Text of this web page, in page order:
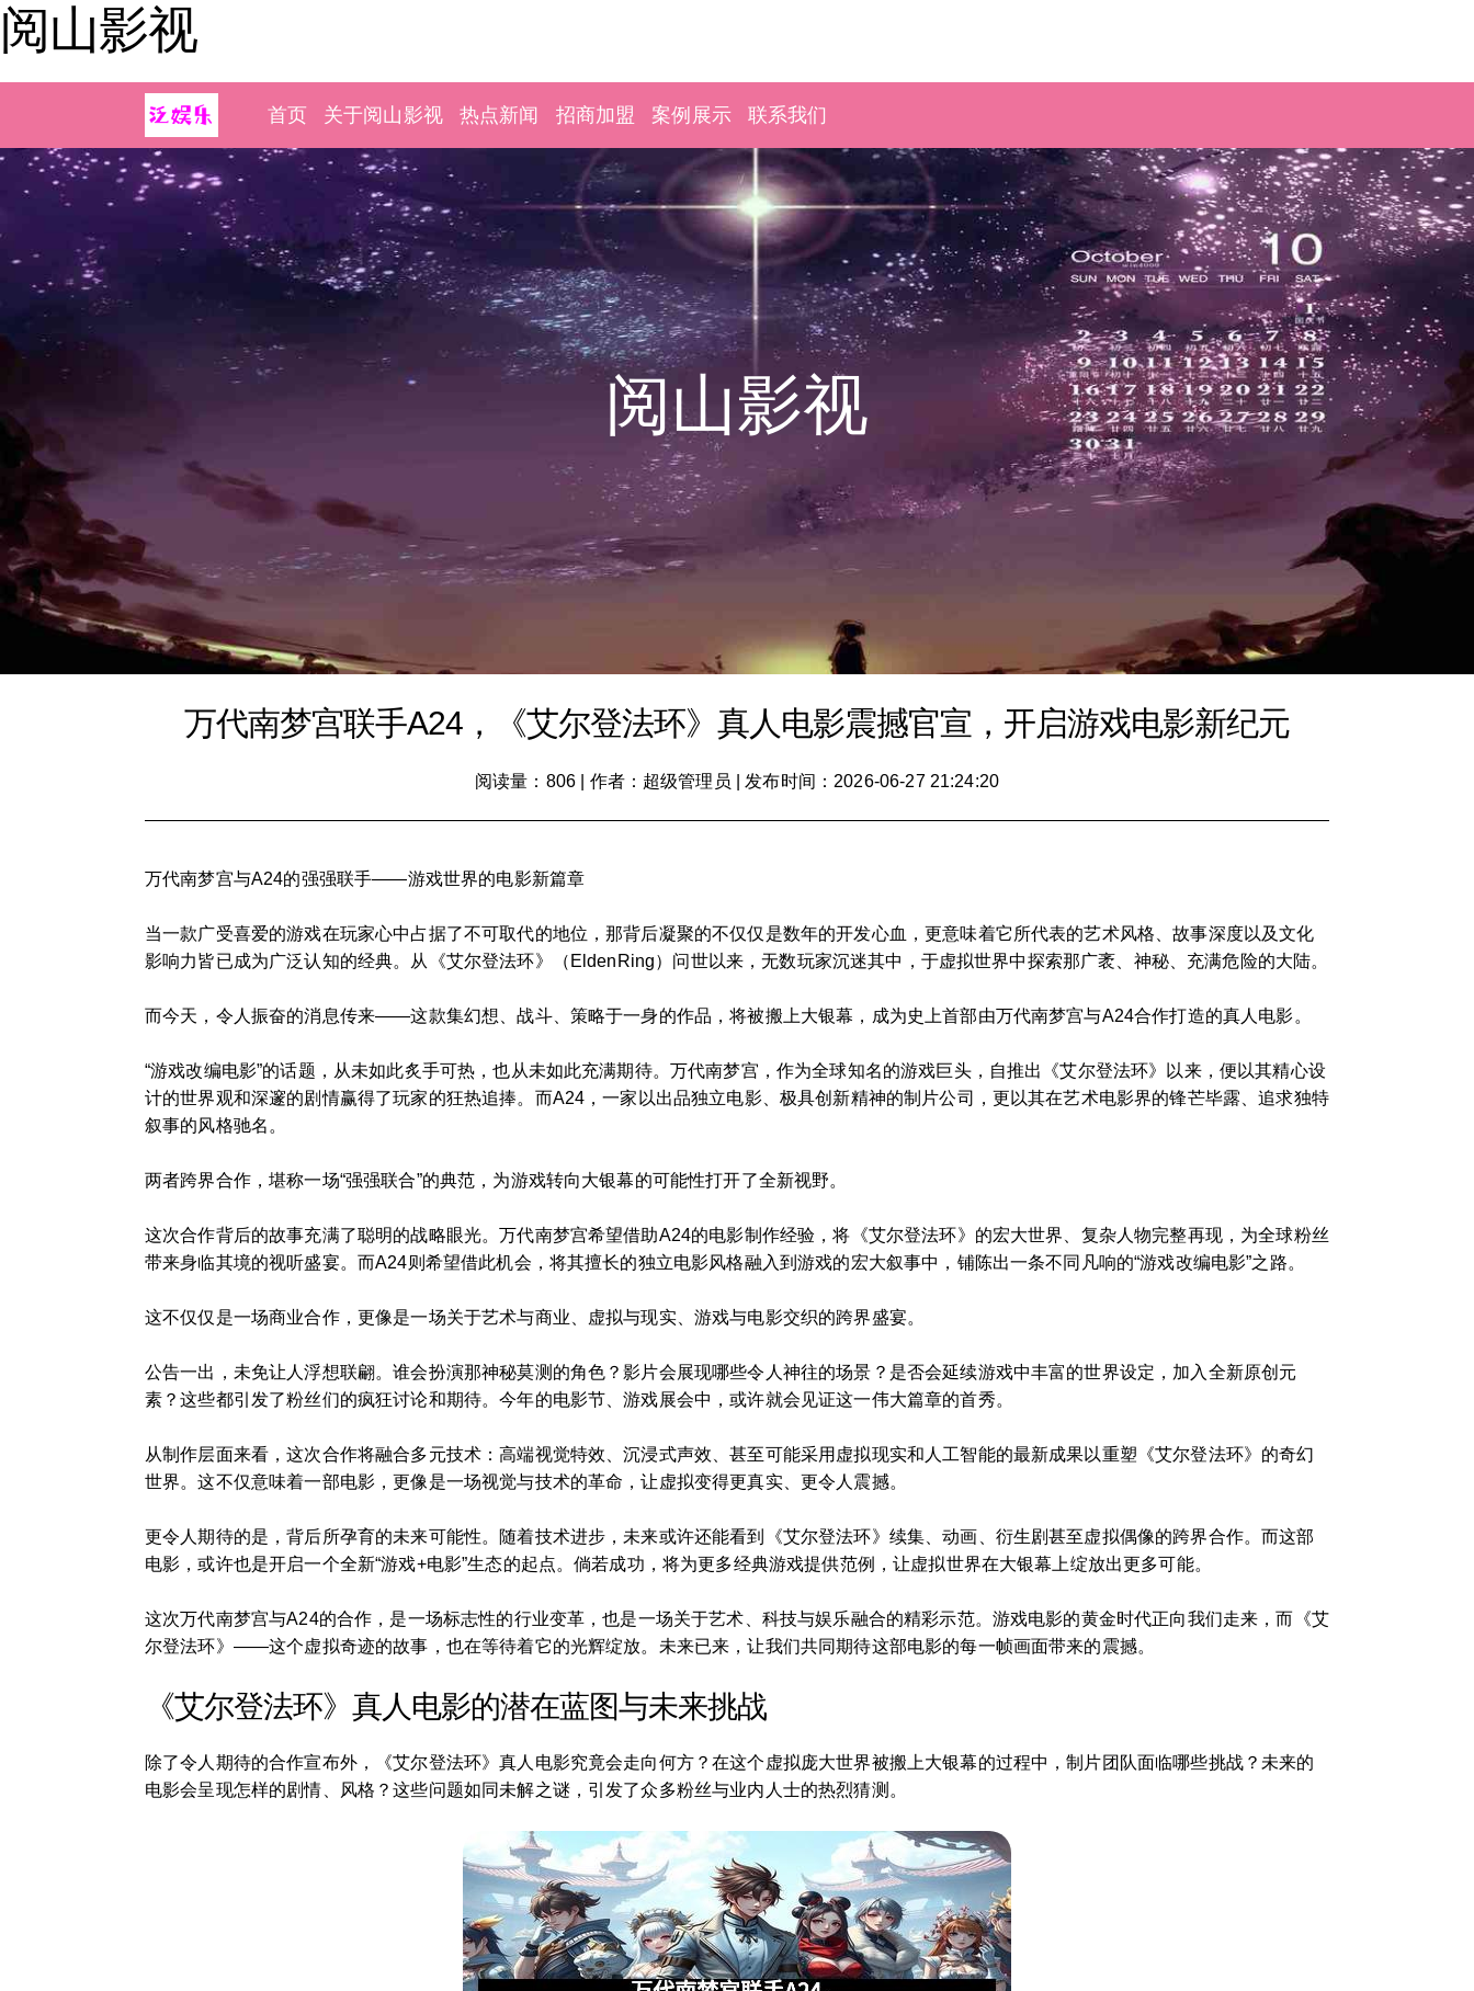
阅山影视
首页 关于阅山影视 热点新闻 招商加盟 案例展示 联系我们
阅山影视
万代南梦宫联手A24，《艾尔登法环》真人电影震撼官宣，开启游戏电影新纪元
阅读量：806 作者：超级管理员 发布时间：2026-06-27 21:24:20
万代南梦宫与A24的强强联手——游戏世界的电影新篇章
当一款广受喜爱的游戏在玩家心中占据了不可取代的地位，那背后凝聚的不仅仅是数年的开发心血，更意味着它所代表的艺术风格、故事深度以及文化
影响力皆已成为广泛认知的经典。从《艾尔登法环》（EldenRing）问世以来，无数玩家沉迷其中，于虚拟世界中探索那广袤、神秘、充满危险的大陆。
而今天，令人振奋的消息传来——这款集幻想、战斗、策略于一身的作品，将被搬上大银幕，成为史上首部由万代南梦宫与A24合作打造的真人电影。
“游戏改编电影”的话题，从未如此炙手可热，也从未如此充满期待。万代南梦宫，作为全球知名的游戏巨头，自推出《艾尔登法环》以来，便以其精心设
计的世界观和深邃的剧情赢得了玩家的狂热追捧。而A24，一家以出品独立电影、极具创新精神的制片公司，更以其在艺术电影界的锋芒毕露、追求独特
叙事的风格驰名。
两者跨界合作，堪称一场“强强联合”的典范，为游戏转向大银幕的可能性打开了全新视野。
这次合作背后的故事充满了聪明的战略眼光。万代南梦宫希望借助A24的电影制作经验，将《艾尔登法环》的宏大世界、复杂人物完整再现，为全球粉丝
带来身临其境的视听盛宴。而A24则希望借此机会，将其擅长的独立电影风格融入到游戏的宏大叙事中，铺陈出一条不同凡响的“游戏改编电影”之路。
这不仅仅是一场商业合作，更像是一场关于艺术与商业、虚拟与现实、游戏与电影交织的跨界盛宴。
公告一出，未免让人浮想联翩。谁会扮演那神秘莫测的角色？影片会展现哪些令人神往的场景？是否会延续游戏中丰富的世界设定，加入全新原创元
素？这些都引发了粉丝们的疯狂讨论和期待。今年的电影节、游戏展会中，或许就会见证这一伟大篇章的首秀。
从制作层面来看，这次合作将融合多元技术：高端视觉特效、沉浸式声效、甚至可能采用虚拟现实和人工智能的最新成果以重塑《艾尔登法环》的奇幻
世界。这不仅意味着一部电影，更像是一场视觉与技术的革命，让虚拟变得更真实、更令人震撼。
更令人期待的是，背后所孕育的未来可能性。随着技术进步，未来或许还能看到《艾尔登法环》续集、动画、衍生剧甚至虚拟偶像的跨界合作。而这部
电影，或许也是开启一个全新“游戏+电影”生态的起点。倘若成功，将为更多经典游戏提供范例，让虚拟世界在大银幕上绽放出更多可能。
这次万代南梦宫与A24的合作，是一场标志性的行业变革，也是一场关于艺术、科技与娱乐融合的精彩示范。游戏电影的黄金时代正向我们走来，而《艾
尔登法环》——这个虚拟奇迹的故事，也在等待着它的光辉绽放。未来已来，让我们共同期待这部电影的每一帧画面带来的震撼。
《艾尔登法环》真人电影的潜在蓝图与未来挑战
除了令人期待的合作宣布外，《艾尔登法环》真人电影究竟会走向何方？在这个虚拟庞大世界被搬上大银幕的过程中，制片团队面临哪些挑战？未来的
电影会呈现怎样的剧情、风格？这些问题如同未解之谜，引发了众多粉丝与业内人士的热烈猜测。